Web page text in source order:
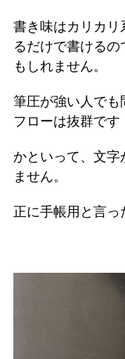
書き味はカリカリ
るだけで書ける
もしれません。
筆圧が強い人でも
フローは抜群です
かといって、文字
ません。
正に手帳用と言っ